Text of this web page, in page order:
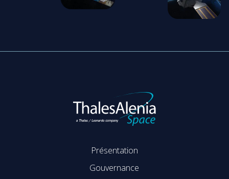
Présentation
Gouvernance